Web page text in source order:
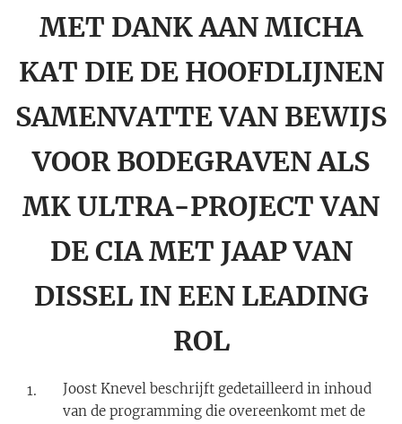
MET DANK AAN MICHA
KAT DIE DE HOOFDLIJNEN
SAMENVATTE VAN BEWIJS
VOOR BODEGRAVEN ALS
MK ULTRA-PROJECT VAN
DE CIA MET JAAP VAN
DISSEL IN EEN LEADING
ROL
Joost Knevel beschrijft gedetailleerd in inhoud
van de programming die overeenkomt met de